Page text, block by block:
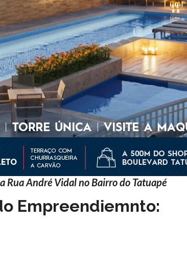
Rua André Vidal no Bairro do Tatuapé
Empreendiemnto: